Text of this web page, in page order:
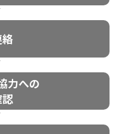
力への